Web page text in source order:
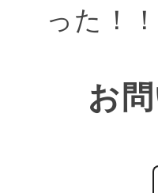
った！
お